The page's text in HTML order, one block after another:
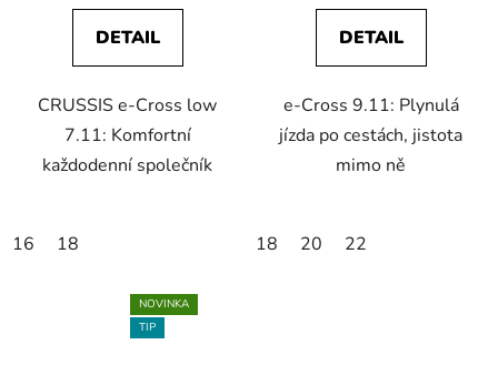
DETAIL
CRUSSIS e-Cross low
7.11: Komfortní
každodenní společník
16 18
DETAIL
e-Cross 9.11: Plynulá
jízda po cestách, jistota
mimo ně
18 20 22
NOVINKA
TIP